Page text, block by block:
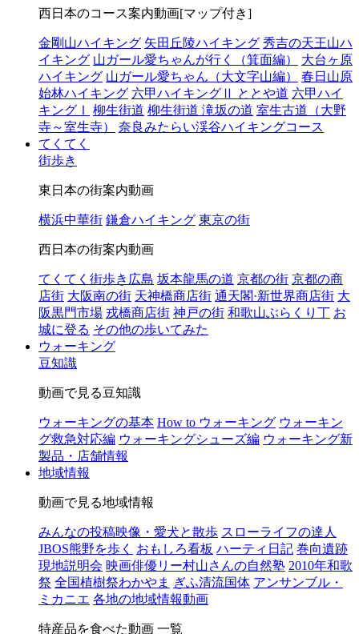
西日本のコース案内動画[マップ付き]
金剛山ハイキング 矢田丘陵ハイキング 秀吉の天王山ハ
イキング 山ガール愛ちゃんが行く（箕面編）
大台ヶ原
ハイキング 山ガール愛ちゃん（大文字山編）
春日山原
始林ハイキング 六甲ハイキングⅡ ととや道 六甲ハイ
キングⅠ
柳生街道 柳生街道 滝坂の道 室生古道（大野
寺～室生寺）
奈良みたらい渓谷ハイキングコース
てくてく
街歩き
東日本の街案内動画
横浜中華街 鎌倉ハイキング 東京の街
西日本の街案内動画
てくてく街歩き広島 坂本龍馬の道 京都の街 京都の商
店街 大阪南の街 天神橋商店街 通天閣·新世界商店街 大
阪黒門市場 戎橋商店街 神戸の街 和歌山ぶらくり丁 お
城に登る その他の歩いてみた
ウォーキング
豆知識
動画で見る豆知識
ウォーキングの基本 How to ウォーキング ウォーキン
グ救急対応編 ウォーキングシューズ編 ウォーキング新
製品・店舗情報
地域情報
動画で見る地域情報
みんなの投稿映像・愛犬と散歩 スローライフの達人
JBOS熊野を歩く
おもしろ看板 ハーティ日記 巻向遺跡
現地説明会 映画俳優リー村山さんの自然塾 2010年和歌
祭 全国植樹祭わかやま ぎふ清流国体 アンサンブル・
ミカニエ 各地の地域情報動画
特産品を食べた動画 一覧